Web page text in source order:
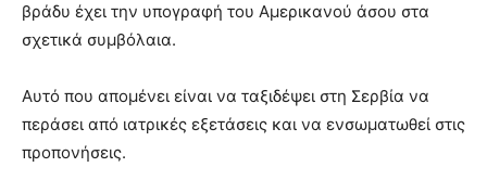
βράδυ έχει την υπογραφή του Αμερικανού άσου στα
σχετικά συμβόλαια.
Αυτό που απομένει είναι να ταξιδέψει στη Σερβία να
περάσει από ιατρικές εξετάσεις και να ενσωματωθεί στις
προπονήσεις.